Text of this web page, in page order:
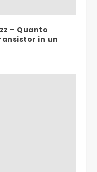
– Quanto
in un